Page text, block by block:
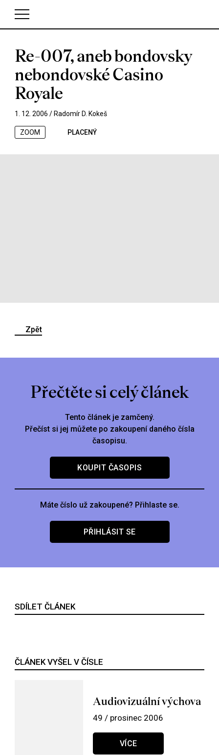
V košíku zatím nemáte žádné položky.
Re-007, aneb bondovsky
nebondovské Casino
Royale
1. 12. 2006 / Radomír D. Kokeš
ZOOM PLACENÝ
Zpět
Přečtěte si celý článek
Tento článek je zamčený.
Přečíst si jej můžete po zakoupení daného čísla
časopisu.
KOUPIT ČASOPIS
Máte číslo už zakoupené? Přihlaste se.
PŘIHLÁSIT SE
SDÍLET ČLÁNEK
ČLÁNEK VYŠEL V ČÍSLE
Audiovizuální výchova
49 / prosinec 2006
VÍCE